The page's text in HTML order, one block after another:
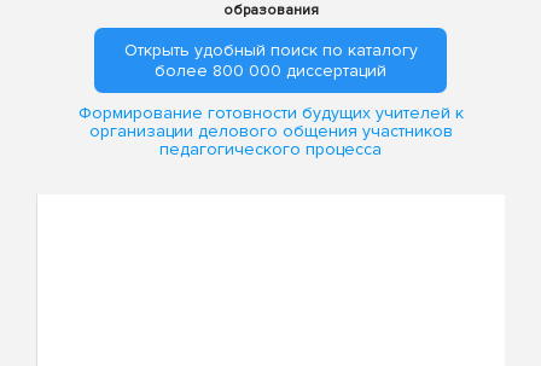
образования
Открыть удобный поиск по каталогу
более 800 000 диссертаций
Формирование готовности будущих учителей к
организации делового общения участников
педагогического процесса